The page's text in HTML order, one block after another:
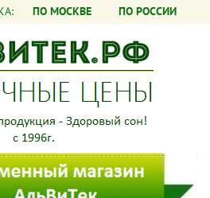
ПО МОСКВЕ ПО РОССИИ